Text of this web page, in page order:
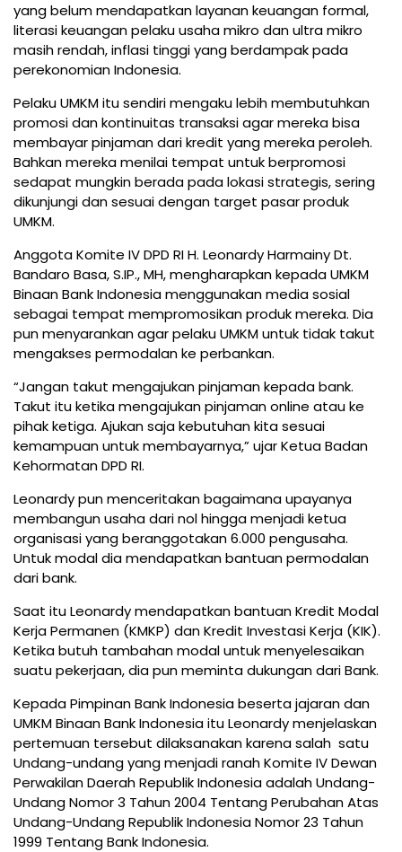
yang belum mendapatkan layanan keuangan formal,
literasi keuangan pelaku usaha mikro dan ultra mikro
masih rendah, inflasi tinggi yang berdampak pada
perekonomian Indonesia.
Pelaku UMKM itu sendiri mengaku lebih membutuhkan
promosi dan kontinuitas transaksi agar mereka bisa
membayar pinjaman dari kredit yang mereka peroleh.
Bahkan mereka menilai tempat untuk berpromosi
sedapat mungkin berada pada lokasi strategis, sering
dikunjungi dan sesuai dengan target pasar produk
UMKM.
Anggota Komite IV DPD RI H. Leonardy Harmainy Dt.
Bandaro Basa, S.IP., MH, mengharapkan kepada UMKM
Binaan Bank Indonesia menggunakan media sosial
sebagai tempat mempromosikan produk mereka. Dia
pun menyarankan agar pelaku UMKM untuk tidak takut
mengakses permodalan ke perbankan.
“Jangan takut mengajukan pinjaman kepada bank.
Takut itu ketika mengajukan pinjaman online atau ke
pihak ketiga. Ajukan saja kebutuhan kita sesuai
kemampuan untuk membayarnya,” ujar Ketua Badan
Kehormatan DPD RI.
Leonardy pun menceritakan bagaimana upayanya
membangun usaha dari nol hingga menjadi ketua
organisasi yang beranggotakan 6.000 pengusaha.
Untuk modal dia mendapatkan bantuan permodalan
dari bank.
Saat itu Leonardy mendapatkan bantuan Kredit Modal
Kerja Permanen (KMKP) dan Kredit Investasi Kerja (KIK).
Ketika butuh tambahan modal untuk menyelesaikan
suatu pekerjaan, dia pun meminta dukungan dari Bank.
Kepada Pimpinan Bank Indonesia beserta jajaran dan
UMKM Binaan Bank Indonesia itu Leonardy menjelaskan
pertemuan tersebut dilaksanakan karena salah satu
Undang-undang yang menjadi ranah Komite IV Dewan
Perwakilan Daerah Republik Indonesia adalah Undang-
Undang Nomor 3 Tahun 2004 Tentang Perubahan Atas
Undang-Undang Republik Indonesia Nomor 23 Tahun
1999 Tentang Bank Indonesia.